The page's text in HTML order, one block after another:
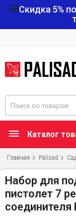
Скидка 5%
Каталог
Главная Palisad
Набор для
пистолет 7
соединителя